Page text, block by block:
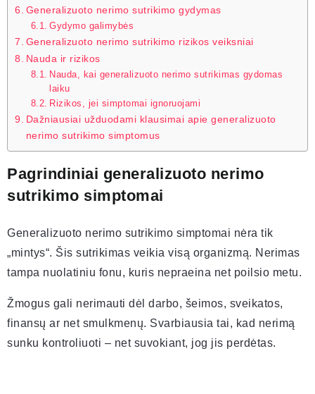
Generalizuoto nerimo sutrikimo gydymas
Gydymo galimybės
Generalizuoto nerimo sutrikimo rizikos veiksniai
Nauda ir rizikos
Nauda, kai generalizuoto nerimo sutrikimas gydomas
laiku
Rizikos, jei simptomai ignoruojami
Dažniausiai užduodami klausimai apie generalizuoto
nerimo sutrikimo simptomus
Pagrindiniai generalizuoto nerimo
sutrikimo simptomai
Generalizuoto nerimo sutrikimo simptomai nėra tik
„mintys“. Šis sutrikimas veikia visą organizmą. Nerimas
tampa nuolatiniu fonu, kuris nepraeina net poilsio metu.
Žmogus gali nerimauti dėl darbo, šeimos, sveikatos,
finansų ar net smulkmenų. Svarbiausia tai, kad nerimą
sunku kontroliuoti – net suvokiant, jog jis perdėtas.